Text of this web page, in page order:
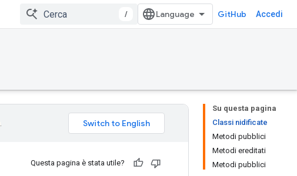
/ GitHub Accedi
Su questa pagina
Classi nidificate
Metodi pubblici
Metodi ereditati
Metodi pubblici
Questa pagina è stata utile?